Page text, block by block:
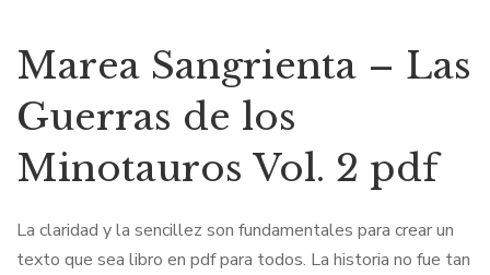
Marea Sangrienta – Las
Guerras de los
Minotauros Vol. 2 pdf
La claridad y la sencillez son fundamentales para crear un
texto que sea libro en pdf para todos. La historia no fue tan